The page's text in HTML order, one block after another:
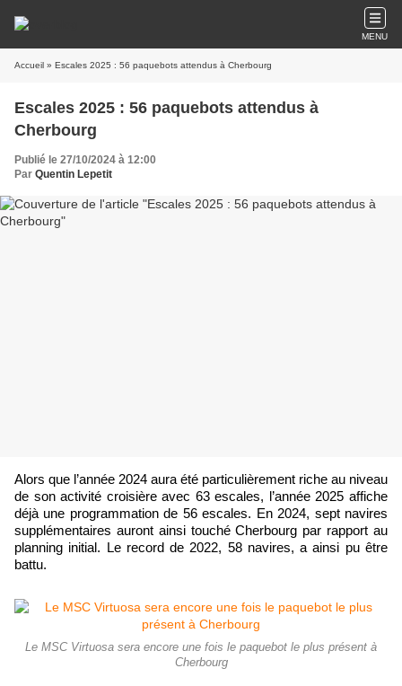
MENU
Accueil » Escales 2025 : 56 paquebots attendus à Cherbourg
Escales 2025 : 56 paquebots attendus à
Cherbourg
Publié le 27/10/2024 à 12:00
Par Quentin Lepetit
Alors que l’année 2024 aura été particulièrement riche au niveau
de son activité croisière avec 63 escales, l’année 2025 affiche
déjà une programmation de 56 escales. En 2024, sept navires
supplémentaires auront ainsi touché Cherbourg par rapport au
planning initial. Le record de 2022, 58 navires, a ainsi pu être
battu.
Le MSC Virtuosa sera encore une fois le paquebot le plus présent à
Cherbourg